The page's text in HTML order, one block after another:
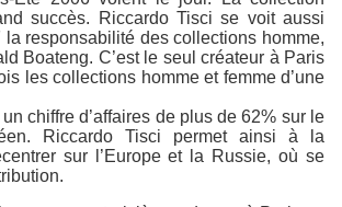
succès. Riccardo Tisci se voit aussi
la responsabilité des collections homme,
Boateng. C’est le seul créateur à Paris
les collections homme et femme d’une
chiffre d’affaires de plus de 62% sur le
Riccardo Tisci permet ainsi à la
sur l’Europe et la Russie, où se